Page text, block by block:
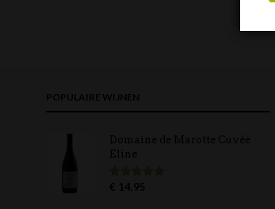
POPULAIRE WIJNEN
Domaine de Marotte Cuvée
Eline
Gewaardeerd
€ 14,95